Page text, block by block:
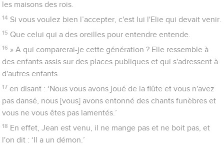
les maisons des rois.
14 Si vous voulez bien l’accepter, c'est lui l'Elie qui devait venir.
15 Que celui qui a des oreilles pour entendre entende.
16 » A qui comparerai-je cette génération ? Elle ressemble à
des enfants assis sur des places publiques et qui s'adressent à
d'autres enfants
17 en disant : ‘Nous vous avons joué de la flûte et vous n'avez
pas dansé, nous [vous] avons entonné des chants funèbres et
vous ne vous êtes pas lamentés.’
18 En effet, Jean est venu, il ne mange pas et ne boit pas, et
l'on dit : ‘Il a un démon.’